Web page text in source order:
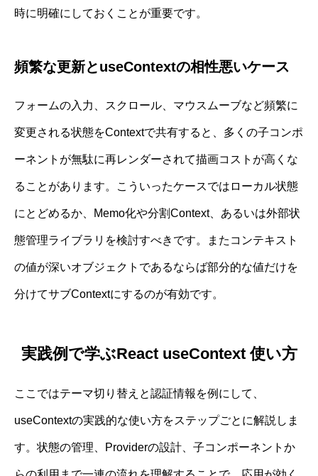
時に明確にしておくことが重要です。
頻繁な更新とuseContextの相性悪いケース
フォームの入力、スクロール、マウスムーブなど頻繁に
変更される状態をContextで共有すると、多くの子コンポ
ーネントが無駄に再レンダーされて描画コストが高くな
ることがあります。こういったケースではローカル状態
にとどめるか、Memo化や分割Context、あるいは外部状
態管理ライブラリを検討すべきです。またコンテキスト
の値が深いオブジェクトであるならば部分的な値だけを
分けてサブContextにするのが有効です。
実践例で学ぶReact useContext 使い方
ここではテーマ切り替えと認証情報を例にして、
useContextの実践的な使い方をステップごとに解説しま
す。状態の管理、Providerの設計、子コンポーネントか